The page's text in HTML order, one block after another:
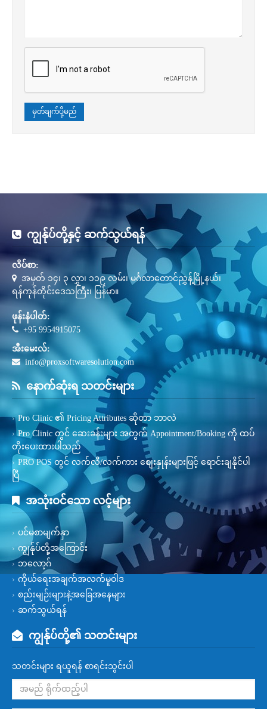
မှတ်ချက်ပို့မည်
ကျွန်ုပ်တို့နှင့် ဆက်သွယ်ရန်
လိပ်စာ:
အမှတ် ၁၄၊ ၃ လွှာ၊ ၁၁၉ လမ်း၊ မင်္ဂလာတောင်ညွှန့်မြို့နယ်၊
ရန်ကုန်တိုင်းဒေသကြီး၊ မြန်မာ။
ဖုန်းနံပါတ်:
+95 9954915075
အီးမေးလ်:
info@proxsoftwaresolution.com
နောက်ဆုံးရ သတင်းများ
Pro Clinic ၏ Pricing Attributes ဆိုတာ ဘာလဲ
Pro Clinic တွင် ဆေးခန်းများ အတွက် Appointment/Booking ကို ထပ်
တိုးပေးထားပါသည်
PRO POS တွင် လက်လီ/လက်ကား စျေးနှုန်းများဖြင့် ရောင်းချနိုင်ပါ
ပြီ
အသုံးဝင်သော လင့်များ
ပင်မစာမျက်နှာ
ကျွန်ုပ်တို့အကြောင်း
ဘလော့ဂ်
ကိုယ်ရေးအချက်အလက်မူဝါဒ
စည်းမျဉ်းများနဲ့အခြေအနေများ
ဆက်သွယ်ရန်
ကျွန်ုပ်တို့၏ သတင်းများ
သတင်းများ ရယူရန် စာရင်းသွင်းပါ